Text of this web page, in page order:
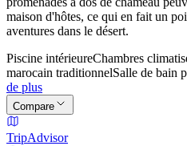
maison d'hôtes, ce qui en fait un
aventures dans le désert.
Piscine intérieureChambres
marocain traditionnelSalle de bain
de plus
Compare
TripAdvisor